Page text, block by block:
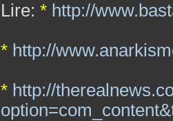
Lire: * http://
* http://
* http://